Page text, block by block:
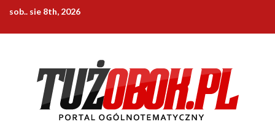
content
sob.. sie 8th, 2026